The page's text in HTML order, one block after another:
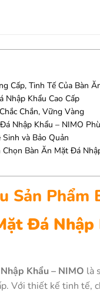
Cấp, Tinh Tế Của Bàn
Nhập Khẩu Cao Cấp
Chắn, Vững Vàng
Nhập Khẩu – NIMO
Sinh và Bảo Quản
Chọn Bàn Ăn Mặt Đá
Sản
Đá Nhập
Khẩu – NIMO là
Với thiết kế tinh tế,